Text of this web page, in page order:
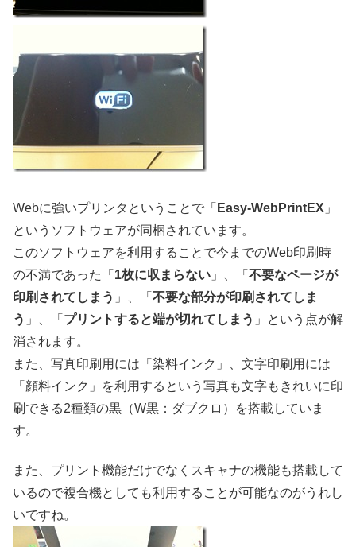
Webに強いプリンタということで「 Easy-WebPrintEX 」
というソフトウェアが同梱されています。
このソフトウェアを利用することで今までのWeb印刷時
の不満であった「 1枚に収まらない 」、「 不要なページが
印刷されてしまう 」、「 不要な部分が印刷されてしま
う 」、「 プリントすると端が切れてしまう 」という点が解
消されます。
また、写真印刷用には「染料インク」、文字印刷用には
「顔料インク」を利用するという写真も文字もきれいに印
刷できる2種類の黒（W黒：ダブクロ）を搭載していま
す。
また、プリント機能だけでなくスキャナの機能も搭載して
いるので複合機としても利用することが可能なのがうれし
いですね。